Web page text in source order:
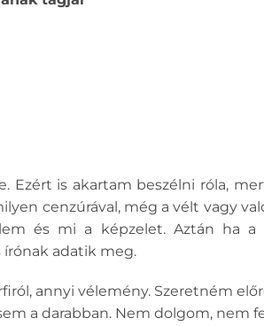
Ezért is akartam beszélni róla,
cenzúrával, még a vélt vagy
és mi a képzelet. Aztán ha a
írónak adatik meg.
annyi vélemény. Szeretném
a darabban. Nem dolgom, nem